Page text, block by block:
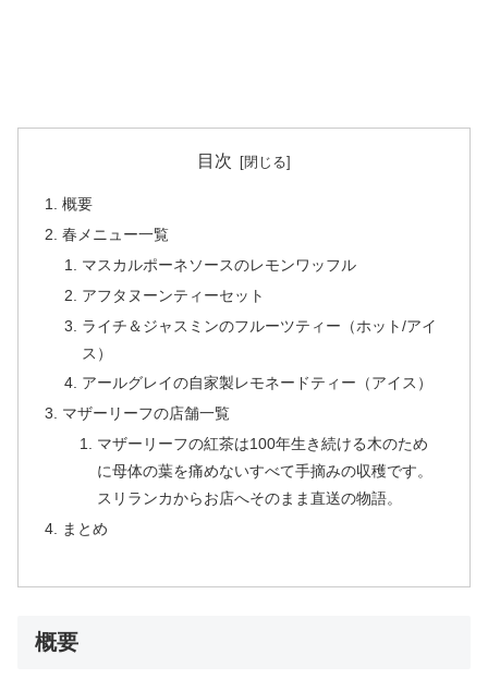
目次
概要
春メニュー一覧
マスカルポーネソースのレモンワッフル
アフタヌーンティーセット
ライチ＆ジャスミンのフルーツティー（ホット/アイ
ス）
アールグレイの自家製レモネードティー（アイス）
マザーリーフの店舗一覧
マザーリーフの紅茶は100年生き続ける木のため
に母体の葉を痛めないすべて手摘みの収穫です。
スリランカからお店へそのまま直送の物語。
まとめ
概要